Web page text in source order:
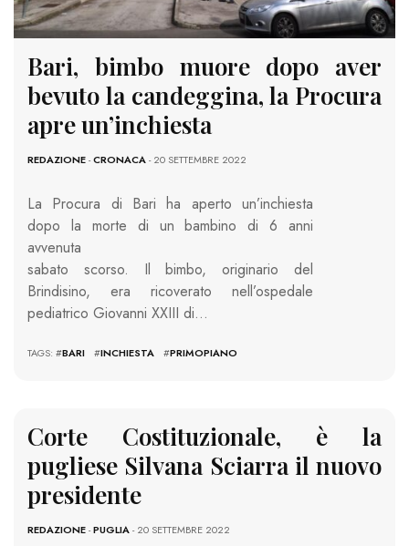
Bari, bimbo muore dopo aver
bevuto la candeggina, la Procura
apre un’inchiesta
REDAZIONE-CRONACA- 20 SETTEMBRE 2022
La Procura di Bari ha aperto un’inchiesta
dopo la morte di un bambino di 6 anni
avvenuta
sabato scorso. Il bimbo, originario del
Brindisino, era ricoverato nell’ospedale
pediatrico Giovanni XXIII di…
TAGS: #BARI #INCHIESTA #PRIMOPIANO
Corte Costituzionale, è la
pugliese Silvana Sciarra il nuovo
presidente
REDAZIONE-PUGLIA- 20 SETTEMBRE 2022